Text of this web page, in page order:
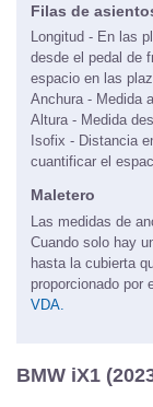
Filas de
Longitud - En las
desde el pedal de
espacio en las
Anchura - Medida
Altura - Medida
Isofix - Distancia
cuantificar el
Maletero
Las medidas de
Cuando solo hay
hasta la cubierta
proporcionado por
VDA.
BMW iX1